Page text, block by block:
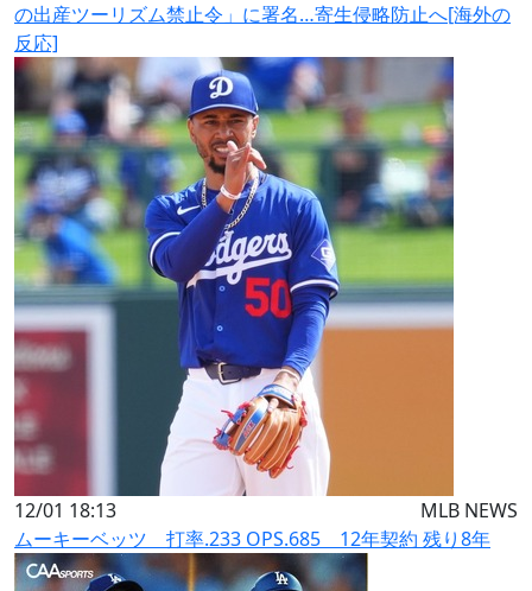
の出産ツーリズム禁止令」に署名…寄生侵略防止へ[海外の
反応]
12/01 18:13
MLB NEWS
ムーキーベッツ 打率.233 OPS.685 12年契約 残り8年